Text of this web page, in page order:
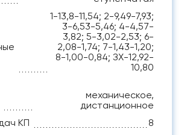
1-13,8-11,54; 2-9,49-7,93;
3-6,53-5,46; 4-4,57-
3,82; 5-3,02-2,53; 6-
2,08-1,74; 7-1,43-1,20;
8-1,00-0,84; ЗХ-12,92-
10,80
механическое,
дистанционное
КП
8